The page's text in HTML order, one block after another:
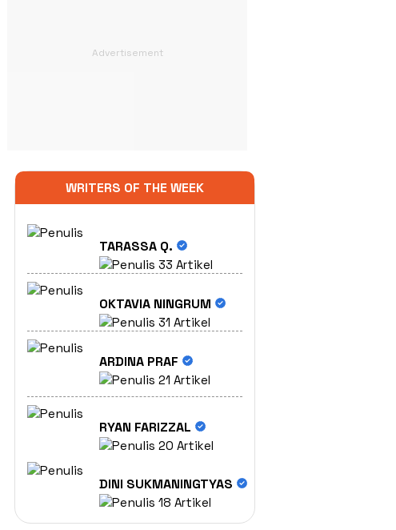
WRITERS OF THE WEEK
TARASSA Q.
33 Artikel
OKTAVIA NINGRUM
31 Artikel
ARDINA PRAF
21 Artikel
RYAN FARIZZAL
20 Artikel
DINI SUKMANINGTYAS
18 Artikel